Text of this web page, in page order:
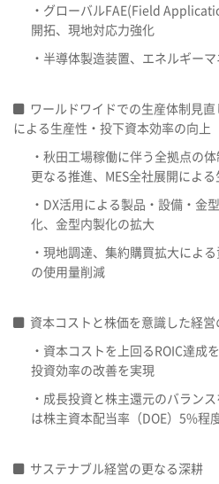
・グローバルFAE(Field
開拓、現地対応力強化
・半導体製造装置、エネルギー
ワールドワイドでの生産体制見
による生産性・投下資本効率の向上
・秋田工場稼働に伴う全拠点の
更なる推進、MES全社展開によ
・DX活用による製品・設備・金
化、金型内製化の拡大
・現地調達、集約購買拡大によ
の使用量削減
資本コストと株価を意識した経
・資本コストを上回るROIC達成
投資効率の改善を実現
・成長投資と株主還元のバラン
は株主資本配当率（DOE）5%程
サステナブル経営の更なる深耕